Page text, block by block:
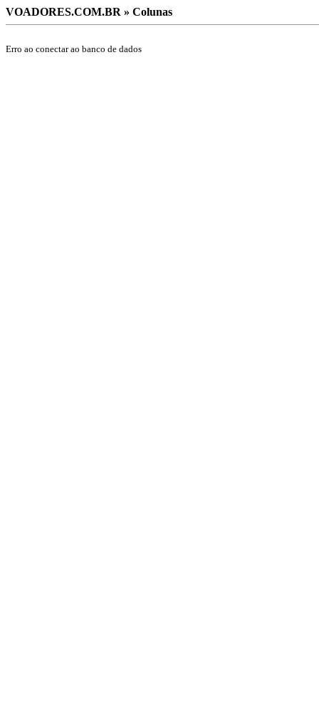
VOADORES.COM.BR » Colunas
Erro ao conectar ao banco de dados